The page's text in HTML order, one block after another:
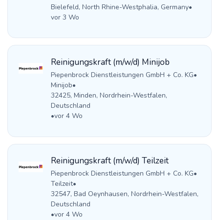
Bielefeld, North Rhine-Westphalia, Germany•
vor 3 Wo
Reinigungskraft (m/w/d) Minijob
Piepenbrock Dienstleistungen GmbH + Co. KG•
Minijob•
32425, Minden, Nordrhein-Westfalen,
Deutschland
•vor 4 Wo
Reinigungskraft (m/w/d) Teilzeit
Piepenbrock Dienstleistungen GmbH + Co. KG•
Teilzeit•
32547, Bad Oeynhausen, Nordrhein-Westfalen,
Deutschland
•vor 4 Wo